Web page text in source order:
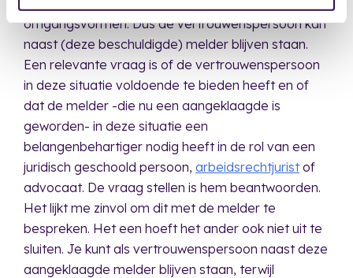
omgangsvormen. Dus de vertrouwenspersoon kan
naast (deze beschuldigde) melder blijven staan.
Een relevante vraag is of de vertrouwenspersoon
in deze situatie voldoende te bieden heeft en of
dat de melder -die nu een aangeklaagde is
geworden- in deze situatie een
belangenbehartiger nodig heeft in de rol van een
juridisch geschoold persoon, arbeidsrechtjuristof
advocaat. De vraag stellen is hem beantwoorden.
Het lijkt me zinvol om dit met de melder te
bespreken. Het een hoeft het ander ook niet uit te
sluiten. Je kunt als vertrouwenspersoon naast deze
aangeklaagde melder blijven staan, terwijl